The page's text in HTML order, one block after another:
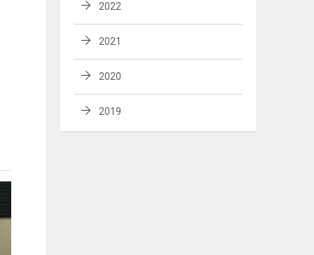
2022
2021
2020
2019